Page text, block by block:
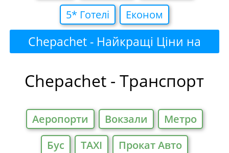
5* Готелi
Економ
Chepachet - Найкращі Ціни на
Chepachet - Транспорт
Аеропорти Вокзали
Метро
Бус
TAXI
Прокат Авто